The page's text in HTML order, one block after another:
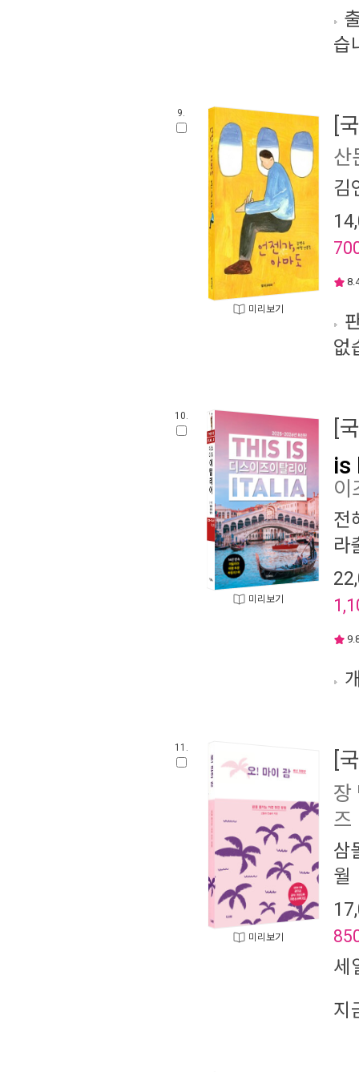
습
9.
미리보기
[
산
김
없
10.
미리보기
[
is
이
전
라
11.
미리보기
[
장
즈
삼
월
세
지